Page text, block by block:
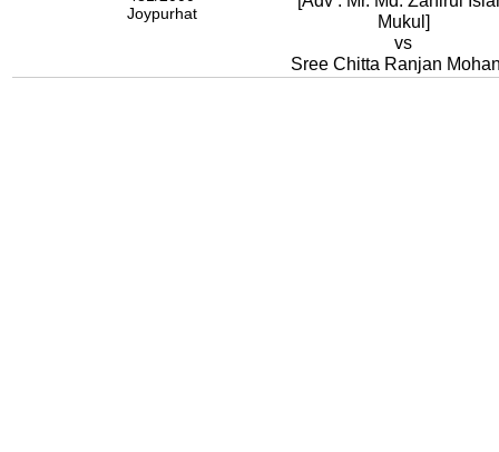
Joypurhat
Mukul]
vs
Sree Chitta Ranjan